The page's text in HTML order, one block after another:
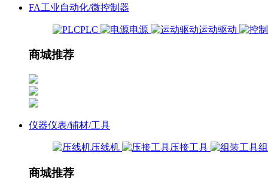
FA工业自动化/微控制器
PLC 电源 运动驱动
商城推荐
仪器仪表/辅材/工具
压线机 压接工具
商城推荐